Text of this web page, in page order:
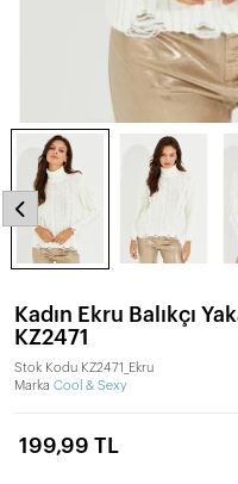
Kadın Ekru Balıkçı
KZ2471
Stok Kodu KZ2471_Ekru
Marka Cool & Sexy
199,99 TL